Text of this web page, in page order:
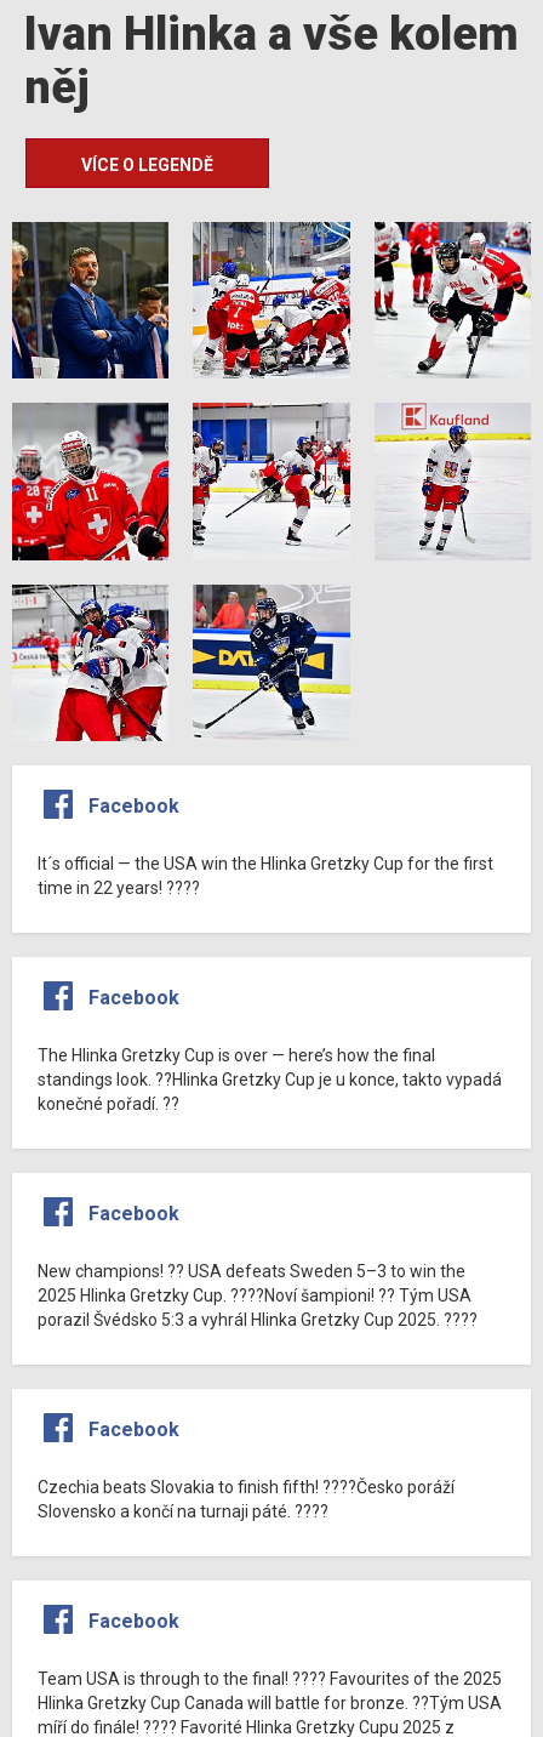
Ivan Hlinka a vše kolem
něj
VÍCE O LEGENDĚ
Facebook
It´s official — the USA win the Hlinka Gretzky Cup for the first
time in 22 years! ????
Facebook
The Hlinka Gretzky Cup is over — here’s how the final
standings look. ??Hlinka Gretzky Cup je u konce, takto vypadá
konečné pořadí. ??
Facebook
New champions! ?? USA defeats Sweden 5–3 to win the
2025 Hlinka Gretzky Cup. ????Noví šampioni! ?? Tým USA
porazil Švédsko 5:3 a vyhrál Hlinka Gretzky Cup 2025. ????
Facebook
Czechia beats Slovakia to finish fifth! ????Česko poráží
Slovensko a končí na turnaji páté. ????
Facebook
Team USA is through to the final! ???? Favourites of the 2025
Hlinka Gretzky Cup Canada will battle for bronze. ??Tým USA
míří do finále! ???? Favorité Hlinka Gretzky Cupu 2025 z